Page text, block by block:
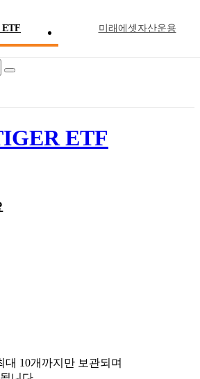
미래에셋자산운용
ETF
ETF
대 10개까지만 보관되며